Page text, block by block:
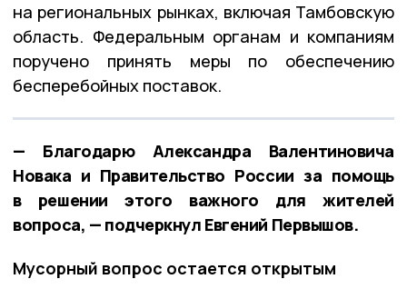
на региональных рынках, включая Тамбовскую
область. Федеральным органам и компаниям
поручено принять меры по обеспечению
бесперебойных поставок.
— Благодарю Александра Валентиновича
Новака и Правительство России за помощь
в решении этого важного для жителей
вопроса, — подчеркнул Евгений Первышов.
Мусорный вопрос остается открытым